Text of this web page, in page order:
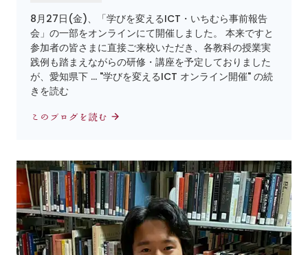
8月27日(金)、「学びを変えるICT・いちむら事前報告
会」の一部をオンラインにて開催しました。 本来ですと
参加者の皆さまに直接ご来校いただき、各教科の授業実
践例も踏まえながらの研修・講座を予定しておりました
が、愛知県下 … "学びを変えるICT オンライン開催" の続
きを読む
このブログを読む